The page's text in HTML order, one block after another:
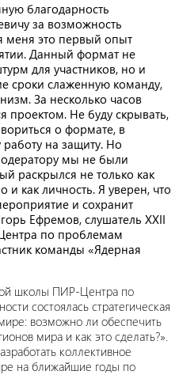
благодарность
за возможность
меня это первый опыт
Данный формат не
для участников, но и
сроки слаженную команду,
За несколько часов
проектом. Не буду скрывать,
о формате, в
на защиту. Но
мы не были
раскрылся не только как
и как личность. Я уверен, что
и сохранит
Ефремов, слушатель XXII
по проблемам
команды «Ядерная
школы ПИР-Центра по
состоялась стратегическая
возможно ли обеспечить
мира и как это сделать?».
коллективное
на ближайшие годы по